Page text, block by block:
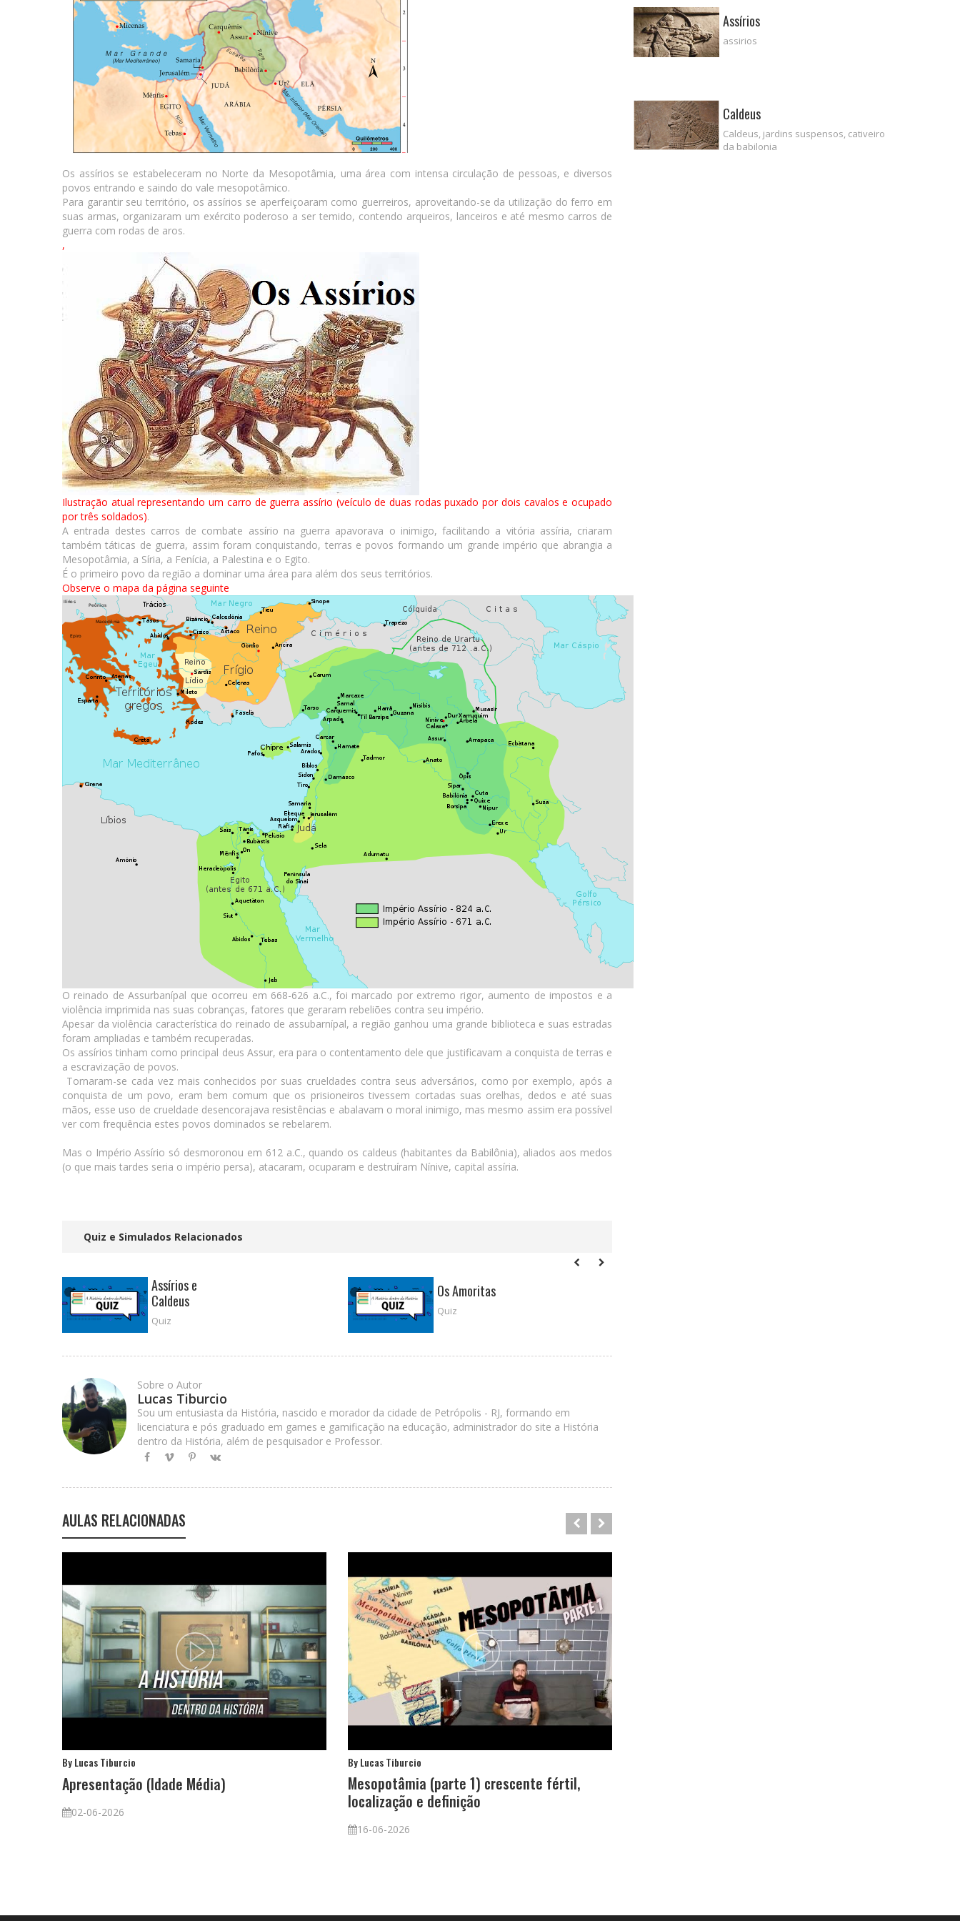
Os assírios se estabeleceram no Norte da Mesopotâmia, uma área com intensa circulação de pessoas, e diversos
povos entrando e saindo do vale mesopotâmico.
Para garantir seu território, os assírios se aperfeiçoaram como guerreiros, aproveitando-se da utilização do ferro em
suas armas, organizaram um exército poderoso a ser temido, contendo arqueiros, lanceiros e até mesmo carros de
guerra com rodas de aros.
,
Ilustração atual representando um carro de guerra assírio (veículo de duas rodas puxado por dois cavalos e ocupado
por três soldados).
A entrada destes carros de combate assírio na guerra apavorava o inimigo, facilitando a vitória assíria, criaram
também táticas de guerra, assim foram conquistando, terras e povos formando um grande império que abrangia a
Mesopotâmia, a Síria, a Fenícia, a Palestina e o Egito.
É o primeiro povo da região a dominar uma área para além dos seus territórios.
Observe o mapa da página seguinte
O reinado de Assurbanípal que ocorreu em 668-626 a.C., foi marcado por extremo rigor, aumento de impostos e a
violência imprimida nas suas cobranças, fatores que geraram rebeliões contra seu império.
Apesar da violência característica do reinado de assubarnípal, a região ganhou uma grande biblioteca e suas estradas
foram ampliadas e também recuperadas.
Os assírios tinham como principal deus Assur, era para o contentamento dele que justificavam a conquista de terras e
a escravização de povos.
Tornaram-se cada vez mais conhecidos por suas crueldades contra seus adversários, como por exemplo, após a
conquista de um povo, eram bem comum que os prisioneiros tivessem cortadas suas orelhas, dedos e até suas
mãos, esse uso de crueldade desencorajava resistências e abalavam o moral inimigo, mas mesmo assim era possível
ver com frequência estes povos dominados se rebelarem.
Mas o Império Assírio só desmoronou em 612 a.C., quando os caldeus (habitantes da Babilônia), aliados aos medos
(o que mais tardes seria o império persa), atacaram, ocuparam e destruíram Nínive, capital assíria.
Quiz e Simulados Relacionados
Assírios e
Caldeus
Quiz
Os Amoritas
Quiz
Sobre o Autor
Lucas Tiburcio
Sou um entusiasta da História, nascido e morador da cidade de Petrópolis - RJ, formando em
licenciatura e pós graduado em games e gamificação na educação, administrador do site a História
dentro da História, além de pesquisador e Professor.
AULAS RELACIONADAS
By Lucas Tiburcio
Apresentação (Idade Média)
02-06-2026
By Lucas Tiburcio
Mesopotâmia (parte 1) crescente fértil,
localização e definição
16-06-2026
Assírios
assirios
Caldeus
Caldeus, jardins suspensos, cativeiro
da babilonia